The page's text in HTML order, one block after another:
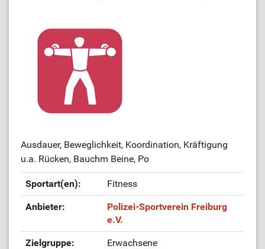
Ausdauer, Beweglichkeit, Koordination, Kräftigung
u.a. Rücken, Bauchm Beine, Po
Sportart(en): Fitness
Anbieter:
Polizei-Sportverein Freiburg
e.V.
Zielgruppe: Erwachsene